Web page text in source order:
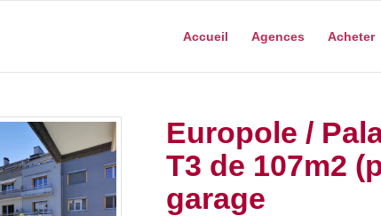
Accueil Agences Acheter
Europole /
T3 de 107m2
garage